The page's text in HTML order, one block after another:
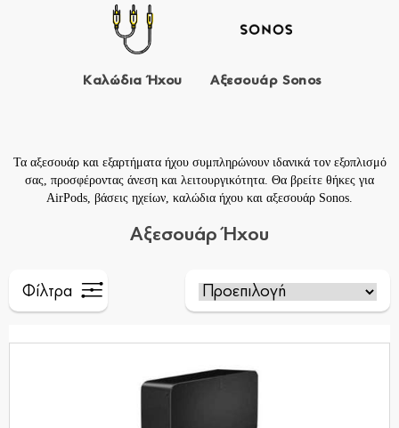
Καλώδια Ήχου Αξεσουάρ Sonos
Τα αξεσουάρ και εξαρτήματα ήχου συμπληρώνουν ιδανικά τον εξοπλισμό
σας, προσφέροντας άνεση και λειτουργικότητα. Θα βρείτε θήκες για
AirPods βάσεις ηχείων καλώδια ήχου και αξεσουάρ Sonos
Αξεσουάρ Ήχου
Φίλτρα